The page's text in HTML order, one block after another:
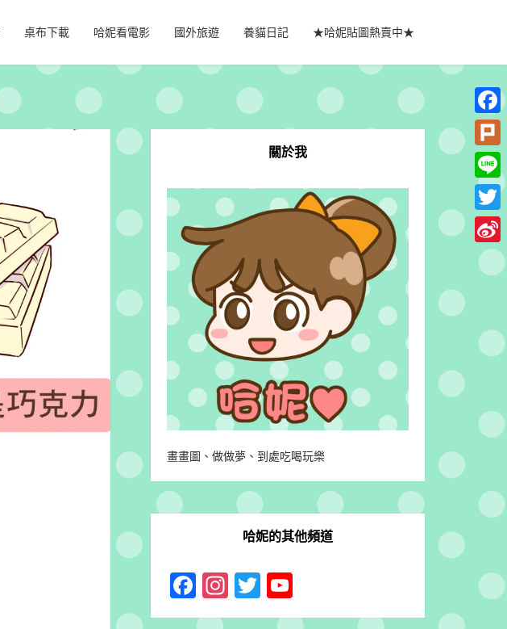
桌布下載 哈妮看電影 國外旅遊 養貓日記 ★哈妮貼圖熱賣中★
關於我
畫畫圖、做做夢、到處吃喝玩樂
哈妮的其他頻道
Facebook
Instagram
Twitter
Channel
Plurk
Line
Sina
Weibo